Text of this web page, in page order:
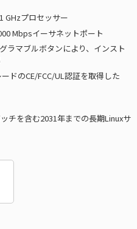
GHzプロセッサー
Mbpsイーサネットポート
ラマブルボタンにより、インスト
ドのCE/FCC/UL認証を取得した
チを含む2031年までの長期Linuxサ